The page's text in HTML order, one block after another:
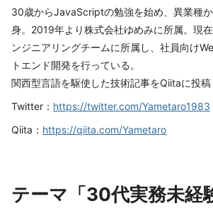
30歳からJavaScriptの勉強を始め、異業種
身。2019年より株式会社ゆめみに所属。現
ンジニアリングチームに所属し、社員向け
トエンド開発を行っている。
関西型言語を駆使した技術記事をQiitaに投稿
Twitter： https://twitter.com/Yametaro1983
Qiita： https://qiita.com/Yametaro
テーマ「30代実務未経